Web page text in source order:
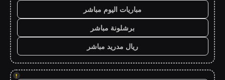
مباريات اليوم مباشر
برشلونة مباشر
ريال مدريد مباشر
!